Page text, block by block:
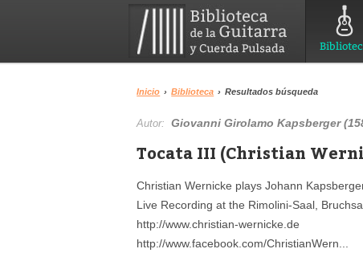
Inicio › Biblioteca › Resultados búsqueda
Autor:Giovanni Girolamo Kapsberger
Tocata III (Christian
Christian Wernicke plays Johann
Live Recording at the Rimolini-Saal,
http://www.christian-wernicke.de
http://www.facebook.com/ChristianWern...